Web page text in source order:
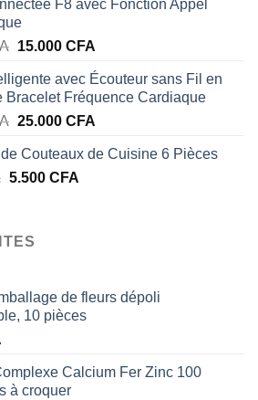
initial
était :
17.000 CFA.
actuel
12.500 CFA.
F8 avec Fonction Appel
Le
initial
était :
20.000 CFA.
15.000 CFALe
actuel
est :
15.000 CFA.
avec Écouteur sans Fil en
Bracelet Fréquence Cardiaque
Le
initial
était :
25.000 CFALe
actuel
Couteaux de Cuisine 6 Pièces
Le
était :
5.500 CFALe
de fleurs dépoli
10 pièces
Calcium Fer Zinc 100
à croquer